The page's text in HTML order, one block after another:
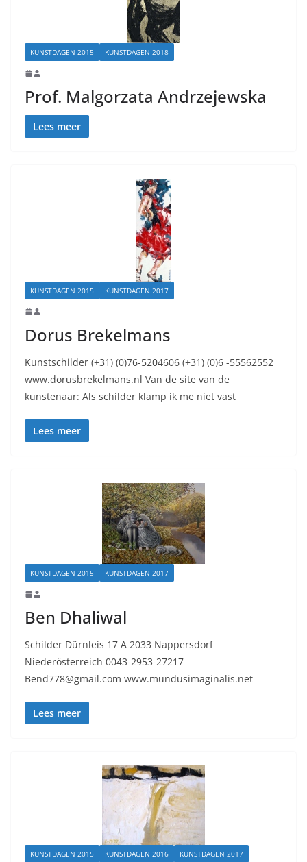
KUNSTDAGEN 2015 KUNSTDAGEN 2018
Prof. Malgorzata Andrzejewska
Lees meer
KUNSTDAGEN 2015 KUNSTDAGEN 2017
Dorus Brekelmans
Kunstschilder (+31) (0)76-5204606 (+31) (0)6 -55562552
www.dorusbrekelmans.nl Van de site van de
kunstenaar: Als schilder klamp ik me niet vast
Lees meer
KUNSTDAGEN 2015 KUNSTDAGEN 2017
Ben Dhaliwal
Schilder Dürnleis 17 A 2033 Nappersdorf
Niederösterreich 0043-2953-27217
Bend778@gmail.com www.mundusimaginalis.net
Lees meer
KUNSTDAGEN 2015 KUNSTDAGEN 2016 KUNSTDAGEN 2017